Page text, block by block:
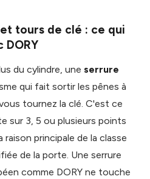
tours de clé : ce qui
DORY
du cylindre, une serrure
qui fait sortir les pênes à
tournez la clé. C'est ce
sur 3, 5 ou plusieurs points
principale de la classe
de la porte. Une serrure
comme DORY ne touche